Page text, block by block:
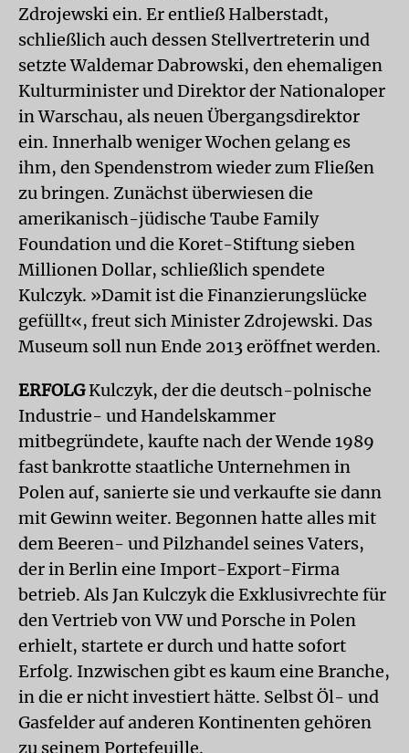
Zdrojewski ein. Er entließ Halberstadt,
schließlich auch dessen Stellvertreterin und
setzte Waldemar Dabrowski, den ehemaligen
Kulturminister und Direktor der Nationaloper
in Warschau, als neuen Übergangsdirektor
ein. Innerhalb weniger Wochen gelang es
ihm, den Spendenstrom wieder zum Fließen
zu bringen. Zunächst überwiesen die
amerikanisch-jüdische Taube Family
Foundation und die Koret-Stiftung sieben
Millionen Dollar, schließlich spendete
Kulczyk. »Damit ist die Finanzierungslücke
gefüllt«, freut sich Minister Zdrojewski. Das
Museum soll nun Ende 2013 eröffnet werden.
ERFOLGKulczyk, der die deutsch-polnische
Industrie- und Handelskammer
mitbegründete, kaufte nach der Wende 1989
fast bankrotte staatliche Unternehmen in
Polen auf, sanierte sie und verkaufte sie dann
mit Gewinn weiter. Begonnen hatte alles mit
dem Beeren- und Pilzhandel seines Vaters,
der in Berlin eine Import-Export-Firma
betrieb. Als Jan Kulczyk die Exklusivrechte für
den Vertrieb von VW und Porsche in Polen
erhielt, startete er durch und hatte sofort
Erfolg. Inzwischen gibt es kaum eine Branche,
in die er nicht investiert hätte. Selbst Öl- und
Gasfelder auf anderen Kontinenten gehören
zu seinem Portefeuille.